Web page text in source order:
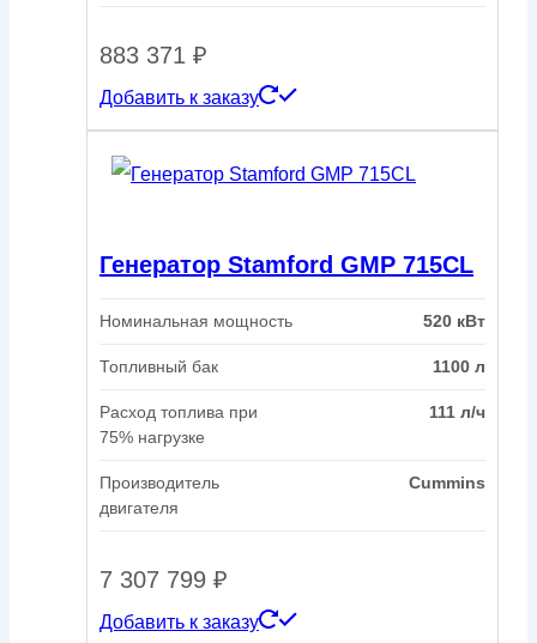
883 371 ₽
Добавить к заказу
Генератор Stamford GMP 715CL
Номинальная мощность 520 кВт
Топливный бак 1100 л
Расход топлива при
75% нагрузке
111 л/ч
Производитель
двигателя
Cummins
7 307 799 ₽
Добавить к заказу